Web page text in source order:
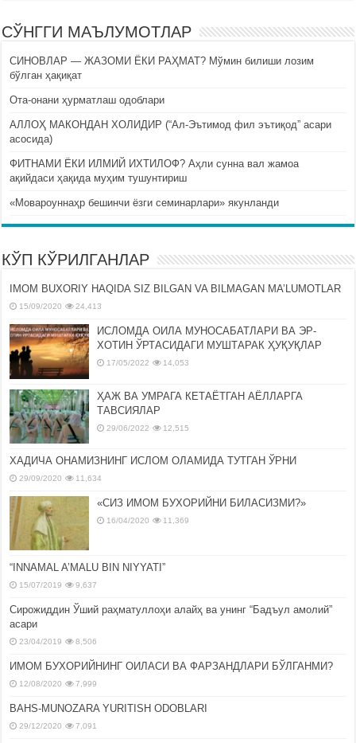
СЎНГГИ МАЪЛУМОТЛАР
СИНОВЛАР — ЖАЗОМИ ЁКИ РАҲМАТ? Мўмин билиши лозим
бўлган ҳақиқат
Ота-онани ҳурматлаш одоблари
АЛЛОҲ МАКОНДАН ХОЛИДИР (“Ал-Эътимод фил эътиқод” асари
асосида)
ФИТНАМИ ЁКИ ИЛМИЙ ИХТИЛОФ? Аҳли сунна вал жамоа
ақийдаси ҳақида муҳим тушунтириш
«Мовароуннаҳр бешинчи ёзги семинарлари» якунланди
КЎП КЎРИЛГАНЛАР
IMOM BUXORIY HAQIDA SIZ BILGAN VA BILMAGAN MA’LUMOTLAR
15/09/2020 24,413
ИСЛОМДА ОИЛА МУНОСАБАТЛАРИ ВА ЭР-
ХОТИН ЎРТАСИДАГИ МУШТАРАК ҲУҚУҚЛАР
17/05/2022 14,053
ҲАЖ ВА УМРАГА КЕТАЁТГАН АЁЛЛАРГА
ТАВСИЯЛАР
29/06/2022 12,515
ХАДИЧА ОНАМИЗНИНГ ИСЛОМ ОЛАМИДА ТУТГАН ЎРНИ
29/09/2020 11,634
«СИЗ ИМОМ БУХОРИЙНИ БИЛАСИЗМИ?»
16/04/2020 11,369
“INNAMAL A’MALU BIN NIYYATI”
15/07/2019 9,637
Сирожиддин Ўший раҳматуллоҳи алайҳ ва унинг “Бадъул амолий”
асари
23/04/2019 8,506
ИМОМ БУХОРИЙНИНГ ОИЛАСИ ВА ФАРЗАНДЛАРИ БЎЛГАНМИ?
12/08/2020 7,999
BAHS-MUNOZARA YURITISH ODOBLARI
29/12/2020 7,091